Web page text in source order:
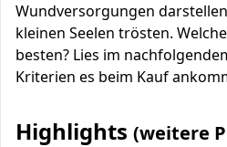
Wundversorgungen
kleinen Seelen trösten.
besten? Lies im
Kriterien es beim Kauf
Highlights (weitere